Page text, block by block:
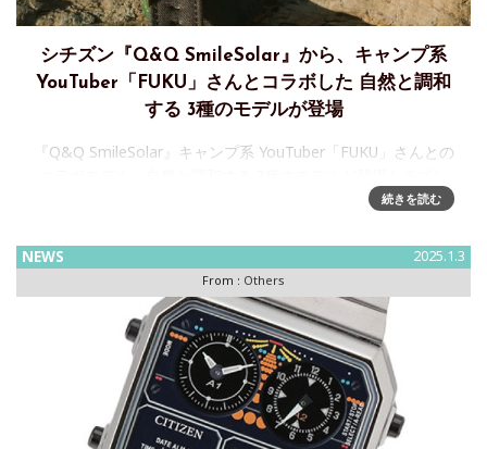
シチズン『Q&Q SmileSolar』から、キャンプ系
YouTuber「FUKU」さんとコラボした 自然と調和
する 3種のモデルが登場
『Q&Q SmileSolar』キャンプ系 YouTuber「FUKU」さんとの
時計株式会社はコストパフォーマンスに優れ、機能的でカラ
続きを読む
NEWS 2025.1.3
From : Others